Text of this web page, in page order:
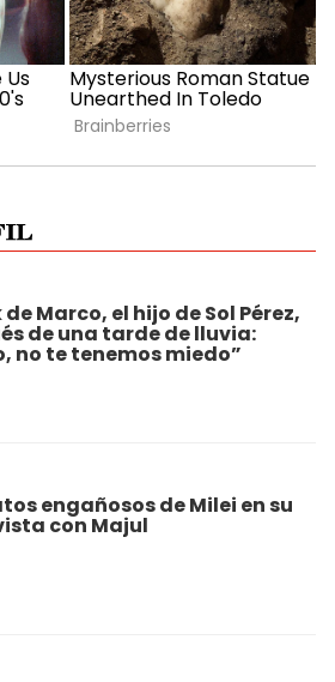
de Marco, el hijo de Sol Pérez,
de una tarde de lluvia:
no te tenemos miedo”
engañosos de Milei en su
con Majul